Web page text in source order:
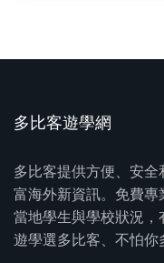
多比客遊學網
多比客提供方便、安
富海外新資訊。免費
當地學生與學校狀況，
遊學選多比客、不怕你